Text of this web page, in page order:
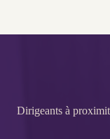
Dirigeants à